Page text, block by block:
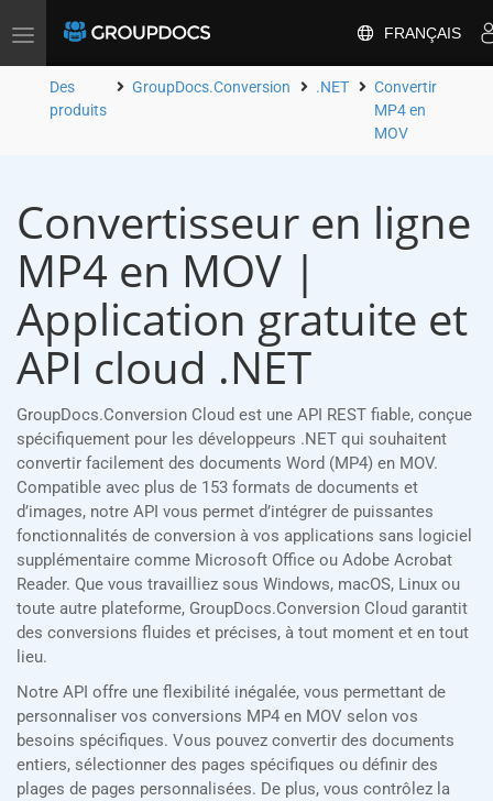
Toggle
FRANÇAIS
Des
produits
GroupDocs.Conversion .NET
Convertir
MP4 en
MOV
Convertisseur en ligne
MP4 en MOV |
Application gratuite et
API cloud .NET
GroupDocs.Conversion Cloud est une API REST fiable, conçue
spécifiquement pour les développeurs .NET qui souhaitent
convertir facilement des documents Word (MP4) en MOV.
Compatible avec plus de 153 formats de documents et
d’images, notre API vous permet d’intégrer de puissantes
fonctionnalités de conversion à vos applications sans logiciel
supplémentaire comme Microsoft Office ou Adobe Acrobat
Reader. Que vous travailliez sous Windows, macOS, Linux ou
toute autre plateforme, GroupDocs.Conversion Cloud garantit
des conversions fluides et précises, à tout moment et en tout
lieu.
Notre API offre une flexibilité inégalée, vous permettant de
personnaliser vos conversions MP4 en MOV selon vos
besoins spécifiques. Vous pouvez convertir des documents
entiers, sélectionner des pages spécifiques ou définir des
plages de pages personnalisées. De plus, vous contrôlez la